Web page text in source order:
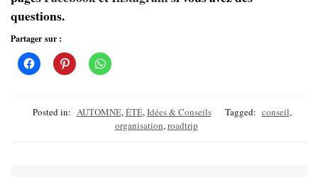
questions.
Partager sur :
Posted in: AUTOMNE,ÉTÉ,Idées & Conseils Tagged: conseil,
organisation,roadtrip